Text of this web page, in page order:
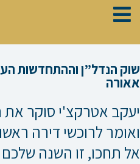
דילוג
שוק הנדל”ן וההתחדשות
אאורה
יעקב אטרקצ'י סוקר
ואומר לרוכשי דירה
אל תחכו, זו השנה שלכם